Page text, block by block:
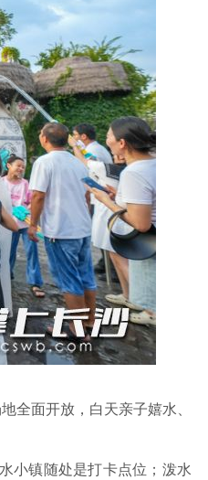
面开放，白天亲子嬉水、
小镇随处是打卡点位；泼水